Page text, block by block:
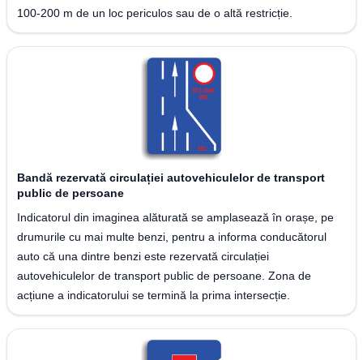
100-200 m de un loc periculos sau de o altă restricție.
Bandă rezervată circulației autovehiculelor de transport
public de persoane
Indicatorul din imaginea alăturată se amplasează în orașe, pe
drumurile cu mai multe benzi, pentru a informa conducătorul
auto că una dintre benzi este rezervată circulației
autovehiculelor de transport public de persoane. Zona de
acțiune a indicatorului se termină la prima intersecție.